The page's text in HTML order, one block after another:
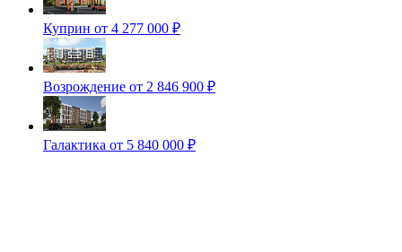
Куприн от 4 277 000 ₽
Возрождение от 2 846 900 ₽
Галактика от 5 840 000 ₽